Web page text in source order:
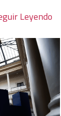
Leyendo